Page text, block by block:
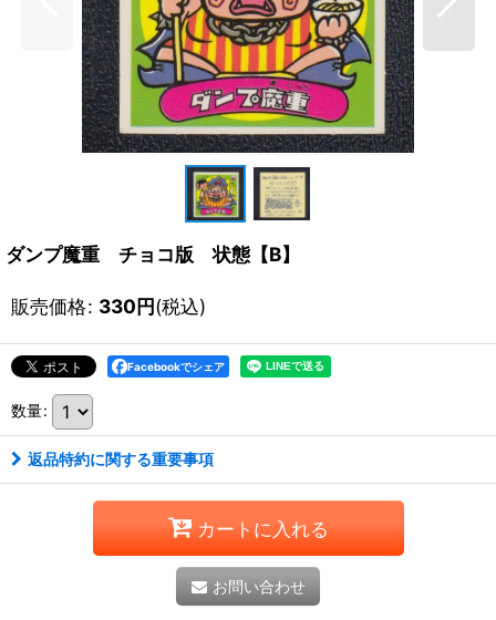
ダンプ魔重 チョコ版 状態【B】
販売価格: 330円(税込)
Facebookでシェア
数量:
返品特約に関する重要事項
カートに入れる
お問い合わせ